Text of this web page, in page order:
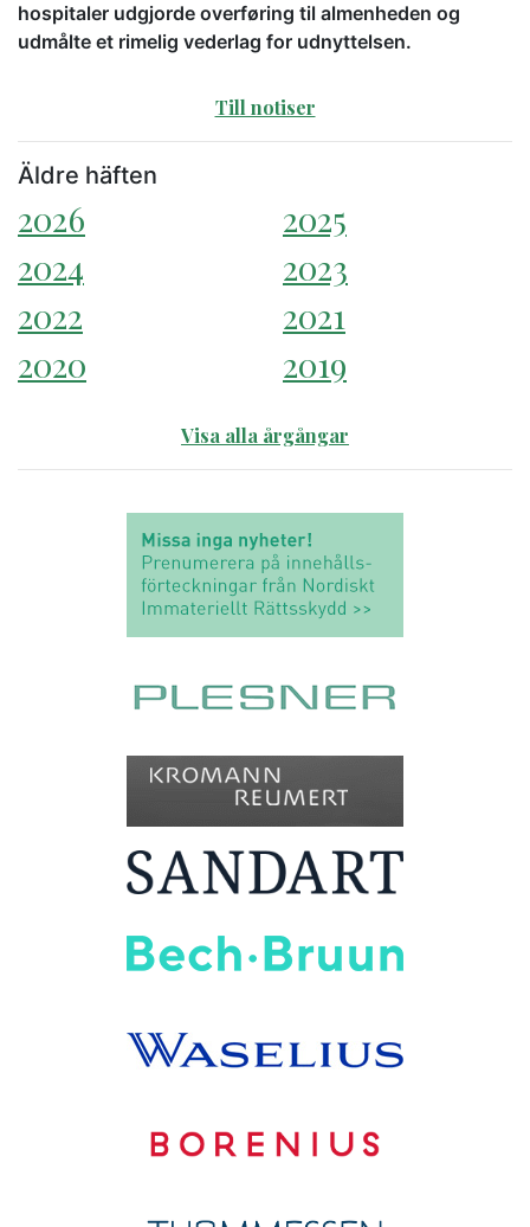
hospitaler udgjorde overføring til almenheden og
udmålte et rimelig vederlag for udnyttelsen.
Till notiser
Äldre häften
2026
2025
2024
2023
2022
2021
2020
2019
Visa alla årgångar